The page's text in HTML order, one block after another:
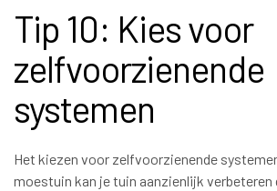
Tip 10: Kies voor
zelfvoorzienende
systemen
Het kiezen voor zelfvoorzienende
moestuin kan je tuin aanzienlijk verbeteren